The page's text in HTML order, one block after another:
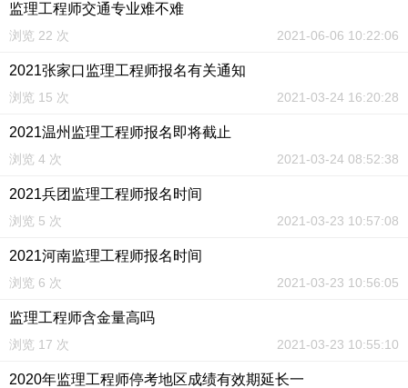
监理工程师交通专业难不难
浏览 22 次 2021-06-06 10:22:06
2021张家口监理工程师报名有关通知
浏览 15 次 2021-03-24 16:20:28
2021温州监理工程师报名即将截止
浏览 4 次 2021-03-24 08:52:38
2021兵团监理工程师报名时间
浏览 5 次 2021-03-23 10:57:08
2021河南监理工程师报名时间
浏览 6 次 2021-03-23 10:56:05
监理工程师含金量高吗
浏览 17 次 2021-03-23 10:55:10
2020年监理工程师停考地区成绩有效期延长一